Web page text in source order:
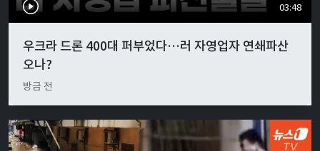
03:48
우크라 드론 400대 퍼부었다…러 자영업자 연쇄파산
오나?
방금 전